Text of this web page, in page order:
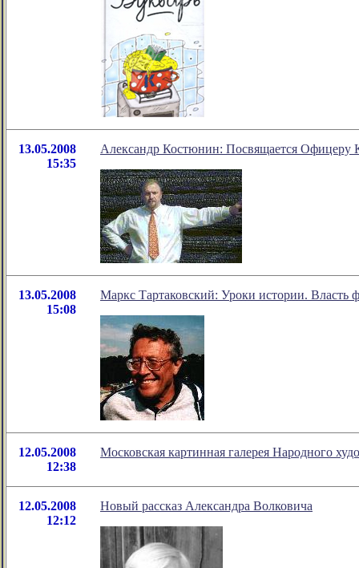
13.05.2008
15:35
Александр Костюнин: Посвящается
13.05.2008
15:08
Маркс Тартаковский: Уроки истории. Власть
12.05.2008
12:38
Московская картинная галерея Народного
12.05.2008
12:12
Новый рассказ Александра Волковича